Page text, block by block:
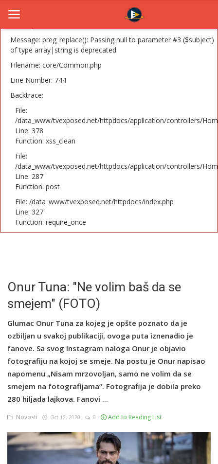
A PHP Error was encountered
Message: preg_replace(): Passing null to parameter #3 ($subject)
of type array|string is deprecated
Filename: core/Common.php
Line Number: 744
Backtrace:
File:
/data_www/tvexposed.net/httpdocs/application/controllers/
Line: 378
Function: xss_clean
File:
/data_www/tvexposed.net/httpdocs/application/controllers/
Line: 287
Function: post
File: /data_www/tvexposed.net/httpdocs/index.php
Line: 327
Function: require_once
Home
TV Serije
Filmovi
Glumci
Contact
Register
Onur Tuna: "Ne volim baš da se
smejem" (FOTO)
Glumac Onur Tuna za kojeg je opšte poznato da je
ozbiljan u svakoj publikaciji, ovoga puta iznenadio je
fanove. Sa svog Instagram naloga Onur je objavio
fotografiju na kojoj se smeje. Na postu je Onur napisao
napomenu „Nisam mrzovoljan, samo ne volim da se
smejem na fotografijama“. Fotografija je dobila preko
280 hiljada lajkova. Fanovi ...
Novosti Oct 12, 2020 0 Add to Reading List